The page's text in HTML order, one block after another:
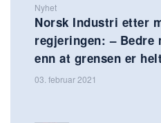
Nyhet
Norsk Industri etter
regjeringen: – Bedre
enn at grensen er
03. februar 2021